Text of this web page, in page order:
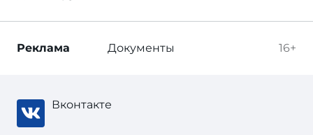
16+
Реклама Документы
Вконтакте